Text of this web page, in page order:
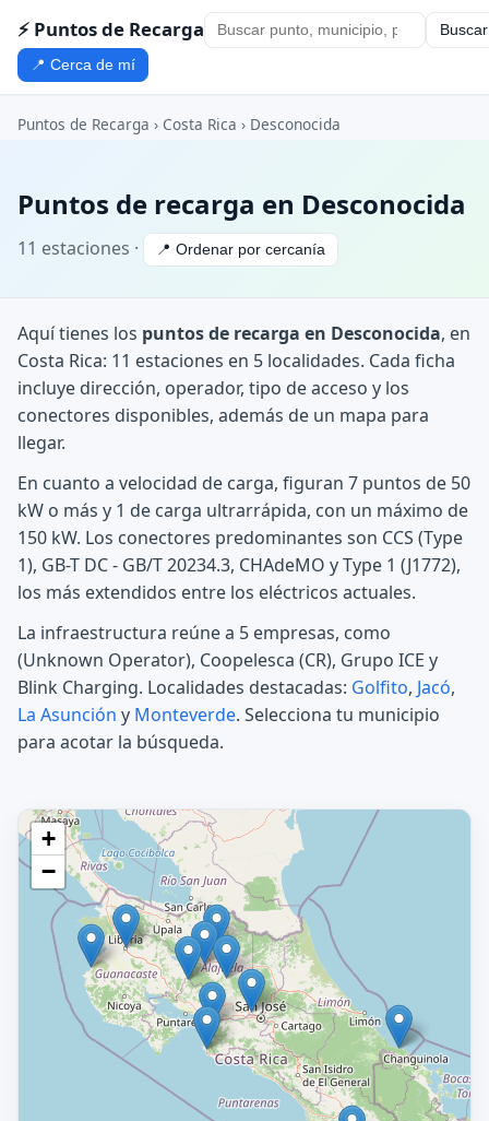
⚡ Puntos de Recarga Buscar
📍 Cerca de mí
Puntos de Recarga › Costa Rica › Desconocida
Puntos de recarga en Desconocida
11 estaciones · 📍 Ordenar por cercanía
Aquí tienes los puntos de recarga en Desconocida, en
Costa Rica: 11 estaciones en 5 localidades. Cada ficha
incluye dirección, operador, tipo de acceso y los
conectores disponibles, además de un mapa para
llegar.
En cuanto a velocidad de carga, figuran 7 puntos de 50
kW o más y 1 de carga ultrarrápida, con un máximo de
150 kW. Los conectores predominantes son CCS (Type
1), GB-T DC - GB/T 20234.3, CHAdeMO y Type 1 (J1772),
los más extendidos entre los eléctricos actuales.
La infraestructura reúne a 5 empresas, como
(Unknown Operator), Coopelesca (CR), Grupo ICE y
Blink Charging. Localidades destacadas: Golfito, Jacó,
La Asunción y Monteverde. Selecciona tu municipio
para acotar la búsqueda.
+
−